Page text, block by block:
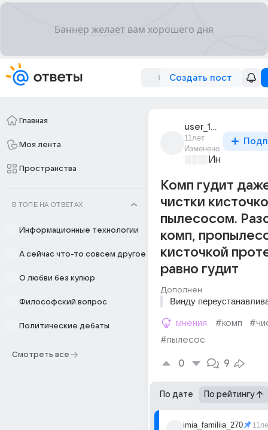
Создать пост
Главная
Моя лента
Пространства
В ТОПЕ НА ОТВЕТАХ
Информационные технологии
А сейчас что-то совсем другое
О любви без купюр
Философский вопрос
Политические дебаты
Смотреть все
user_108049802
11лет
Изменено
Комп гудит
чистки
пылесосом.
комп,
кисточкой
равно гудит
Дополнен
Винду
мнения #комп
#пылесос
0 9
По дате По рейтингу
imia_familiia_270